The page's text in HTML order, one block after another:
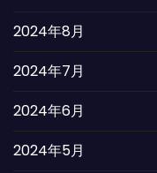
2024年8月
2024年7月
2024年6月
2024年5月